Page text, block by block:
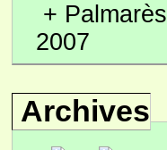
+ Palmarès
2007
Archives